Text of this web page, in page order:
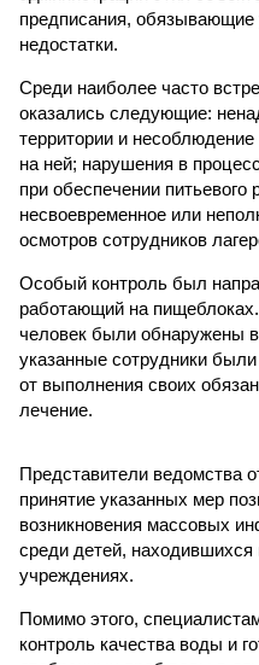
предписания,
недостатки.
Среди наиболее часто
оказались следующие:
территории и несоблюдение
на ней; нарушения в
при обеспечении питьевого
несвоевременное или
осмотров сотрудников
Особый контроль был
работающий на
человек были обнаружены
указанные сотрудники
от выполнения своих
лечение.
Представители ведомства
принятие указанных мер
возникновения массовых
среди детей, находившихся
учреждениях.
Помимо этого,
контроль качества воды и